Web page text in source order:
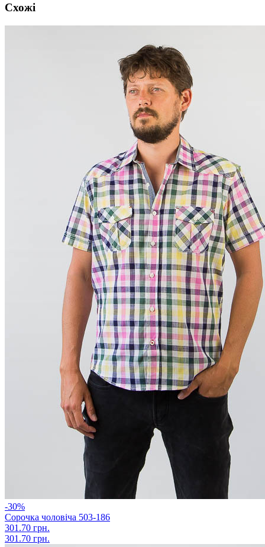
Схожі
-30%
Сорочка чоловіча 503-186
301.70 грн.
301.70 грн.